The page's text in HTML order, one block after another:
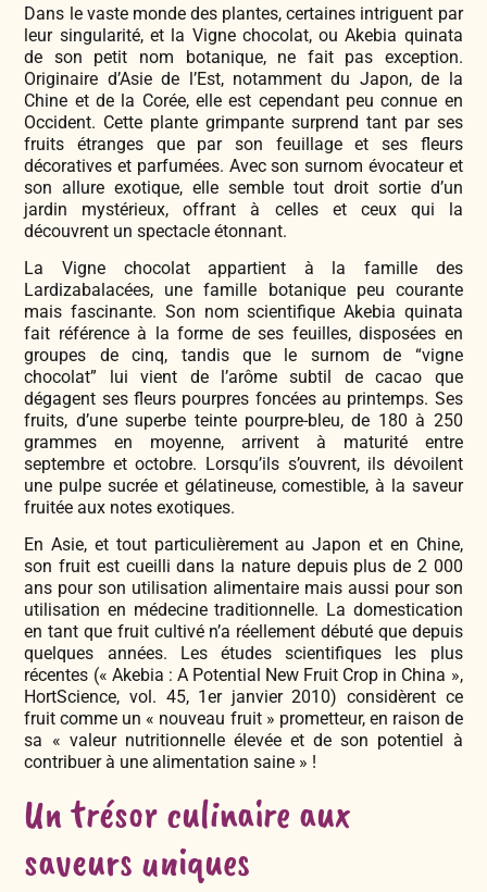
Dans le vaste monde des plantes, certaines intriguent par
leur singularité, et la Vigne chocolat, ou Akebia quinata
de son petit nom botanique, ne fait pas exception.
Originaire d’Asie de l’Est, notamment du Japon, de la
Chine et de la Corée, elle est cependant peu connue en
Occident. Cette plante grimpante surprend tant par ses
fruits étranges que par son feuillage et ses fleurs
décoratives et parfumées. Avec son surnom évocateur et
son allure exotique, elle semble tout droit sortie d’un
jardin mystérieux, offrant à celles et ceux qui la
découvrent un spectacle étonnant.
La Vigne chocolat appartient à la famille des
Lardizabalacées, une famille botanique peu courante
mais fascinante. Son nom scientifique Akebia quinata
fait référence à la forme de ses feuilles, disposées en
groupes de cinq, tandis que le surnom de “vigne
chocolat” lui vient de l’arôme subtil de cacao que
dégagent ses fleurs pourpres foncées au printemps. Ses
fruits, d’une superbe teinte pourpre-bleu, de 180 à 250
grammes en moyenne, arrivent à maturité entre
septembre et octobre. Lorsqu’ils s’ouvrent, ils dévoilent
une pulpe sucrée et gélatineuse, comestible, à la saveur
fruitée aux notes exotiques.
En Asie, et tout particulièrement au Japon et en Chine,
son fruit est cueilli dans la nature depuis plus de 2 000
ans pour son utilisation alimentaire mais aussi pour son
utilisation en médecine traditionnelle. La domestication
en tant que fruit cultivé n’a réellement débuté que depuis
quelques années. Les études scientifiques les plus
récentes (« Akebia : A Potential New Fruit Crop in China »,
HortScience, vol. 45, 1er janvier 2010) considèrent ce
fruit comme un « nouveau fruit » prometteur, en raison de
sa « valeur nutritionnelle élevée et de son potentiel à
contribuer à une alimentation saine » !
Un trésor culinaire aux
saveurs uniques